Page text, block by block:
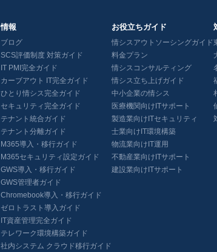
情報
ブログ
SCS評価制度 対策ガイド
IT PMI完全ガイド
カーブアウト IT完全ガイド
ひとり情シス完全ガイド
セキュリティ完全ガイド
テナント統合ガイド
テナント分離ガイド
M365導入・移行ガイド
M365セキュリティ設定ガイド
GWS導入・移行ガイド
GWS管理者ガイド
Chromebook導入・移行ガイド
ゼロトラスト導入ガイド
IT資産管理完全ガイド
テレワーク環境構築ガイド
社内システム クラウド移行ガイド
お役立ちガイド
情シスアウトソーシングガイド
料金プラン
情シスコンサルティング
情シス立ち上げガイド
中小企業の情シス
医療機関向けITサポート
製造業向けITセキュリティ
士業向けIT環境構築
物流業向けIT運用
不動産業向けITサポート
建設業向けITサポート